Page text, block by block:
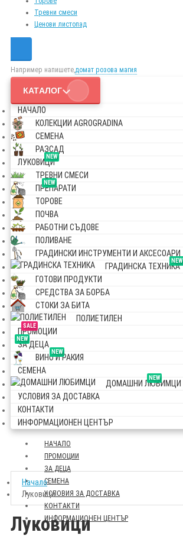
Тревни смеси
Ценови листопад
Например напишете,домат розова магия
КАТАЛОГ
НАЧАЛО
КОЛЕКЦИИ AGROGRADINA
СЕМЕНА
РАЗСАД
NEW
ЛУКОВИЦИ
ТРЕВНИ СМЕСИ
NEW
ПРЕПАРАТИ
ТОРОВЕ
ПОЧВА
РАБОТНИ СЪДОВЕ
ПОЛИВАНЕ
ГРАДИНСКИ ИНСТРУМЕНТИ И АКСЕСОАРИ
NEW
ГРАДИНСКА ТЕХНИКА
ГОТОВИ ПРОДУКТИ
СРЕДСТВА ЗА БОРБА
СТОКИ ЗА БИТА
ПОЛИЕТИЛЕН
SALE
ПРОМОЦИИ
NEW
ЗА ДЕЦА
NEW
ВИНО И РАКИЯ
СЕМЕНА
NEW
ДОМАШНИ ЛЮБИМЦИ
УСЛОВИЯ ЗА ДОСТАВКА
КОНТАКТИ
ИНФОРМАЦИОНЕН ЦЕНТЪР
НАЧАЛО
ПРОМОЦИИ
ЗА ДЕЦА
СЕМЕНА
УСЛОВИЯ ЗА ДОСТАВКА
КОНТАКТИ
ИНФОРМАЦИОНЕН ЦЕНТЪР
Начало
Луковици
Луковици